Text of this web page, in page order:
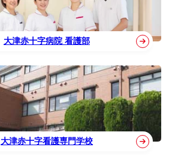
大津赤十字病院 看護部
大津赤十字看護専門学校